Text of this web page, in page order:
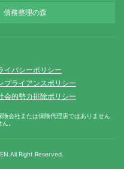
債務整理の森
イバシーポリシー
プライアンスポリシー
会的勢力排除ポリシー
険会社または保険代理店ではありません
。
All Right Reserved.